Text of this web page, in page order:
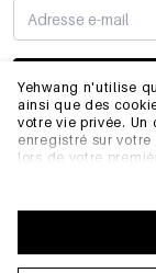
Yehwang n'utilise
ainsi que des
votre vie privée.
enregistré sur
lors de votre
fonctionner
préférences. Ils
web.Pour vous
d'achat sur
INFORMATIONS